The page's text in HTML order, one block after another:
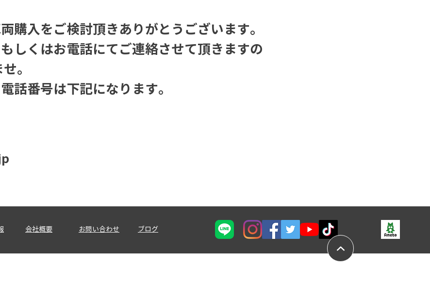
購入をご検討頂きありがとうございます。
しくはお電話にてご連絡させて頂きますの
。
話番号は下記になります。
お問い合わせ
会社概要 ブログ